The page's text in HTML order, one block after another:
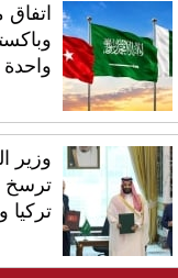
واحدة
وزير
ترسخ
تركيا